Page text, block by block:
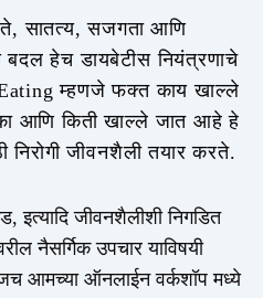
सातत्य, सजगता आणि
बदल हेच डायबेटीस नियंत्रणाचे
म्हणजे फक्त काय खाल्ले
आणि किती खाल्ले जात आहे हे
जीवनशैली तयार करते.
इत्यादि जीवनशैलीशी निगडित
नैसर्गिक उपचार याविषयी
आमच्या ऑनलाईन वर्कशॉप मध्ये